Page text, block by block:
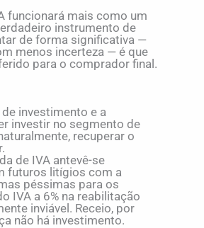
funcionará mais como um
instrumento de
de forma significativa —
menos incerteza — é que
para o comprador final.
investimento e a
investir no segmento de
recuperar o
de IVA antevê-se
futuros litígios com a
péssimas para os
IVA a 6% na reabilitação
inviável. Receio, por
não há investimento.